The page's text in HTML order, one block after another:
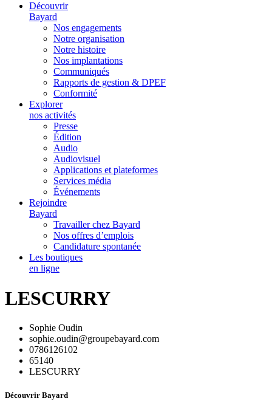
Découvrir
Bayard
Nos engagements
Notre organisation
Notre histoire
Nos implantations
Communiqués
Rapports de gestion & DPEF
Conformité
Explorer
nos activités
Presse
Édition
Audio
Audiovisuel
Applications et plateformes
Services média
Événements
Rejoindre
Bayard
Travailler chez Bayard
Nos offres d’emplois
Candidature spontanée
Les boutiques
en ligne
LESCURRY
Sophie Oudin
sophie.oudin@groupebayard.com
0786126102
65140
LESCURRY
Découvrir Bayard